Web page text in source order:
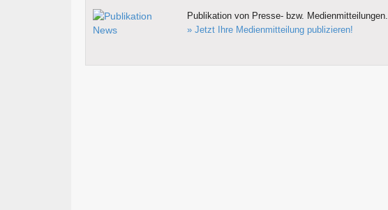
Publikation von Presse- bzw. Medienmitteilungen.
» Jetzt Ihre Medienmitteilung publizieren!